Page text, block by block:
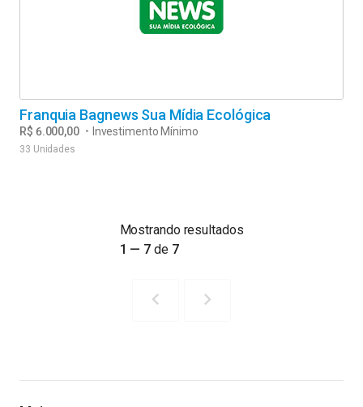
R$ 6.000,00 • Investimento Mínimo
Franquia Bagnews Sua Mídia Ecológica
33 Unidades
Mostrando resultados
1 — 7 de 7